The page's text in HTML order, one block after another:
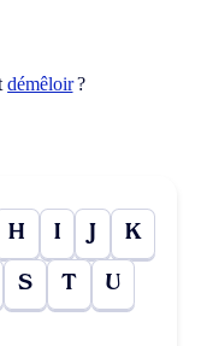
démêloir?
H I J K
S T U